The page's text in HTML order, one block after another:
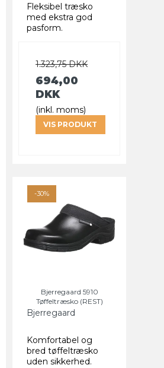
Fleksibel træsko
med ekstra god
pasform.
1.323,75 DKK
694,00
DKK
(inkl. moms)
VIS PRODUKT
-30%
Bjerregaard 5910
Tøffeltræsko (REST)
Bjerregaard
Komfortabel og
bred tøffeltræsko
uden sikkerhed.